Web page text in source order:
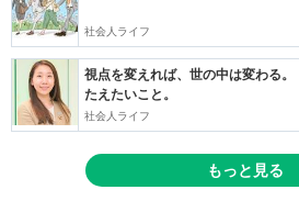
社会人ライフ
視点を変えれば、世の中は変わる
たえたいこと。
社会人ライフ
もっと見る